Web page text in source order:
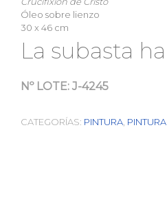
Óleo sobre lienzo
30 x 46 cm
La subasta
Nº LOTE: J-4245
CATEGORÍAS: PINTURA,